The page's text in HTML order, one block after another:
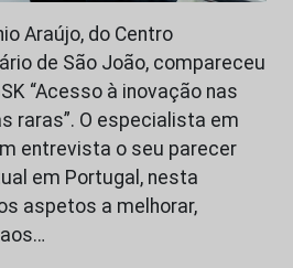
Araújo, do Centro
de São João, compareceu
“Acesso à inovação nas
raras”. O especialista em
entrevista o seu parecer
em Portugal, nesta
aspetos a melhorar,